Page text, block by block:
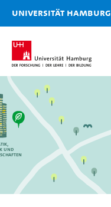
Universität Hamburg
und